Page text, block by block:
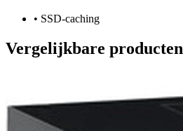
• SSD-caching
Vergelijkbare producten